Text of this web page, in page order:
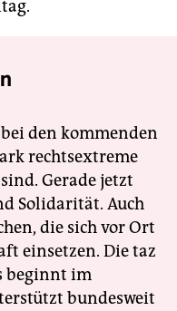
den kommenden
rechtsextreme
Gerade jetzt
Solidarität. Auch
die sich vor Ort
einsetzen. Die taz
beginnt im
bundesweit